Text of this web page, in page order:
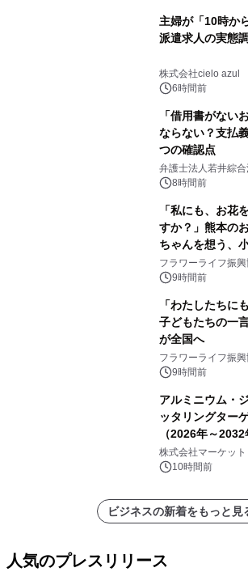
主婦が「10時か
派遣求人の実態
株式会社cielo azul
6時間前
「借用書がない
ならない？支払
つの確認点
弁護士法人若井綜
8時間前
「私にも、お花
すか？」熊本の
ちゃんを想う、
フラワーライフ振
9時間前
「わたしたちに
子どもたちの一
が全国へ
フラワーライフ振
9時間前
アルミニウム・
ッタリングター
（2026年～
（0.995、0.999
ートを発表
株式会社マーケッ
10時間前
ビジネスの新着をもっと見
人気のプレスリリース